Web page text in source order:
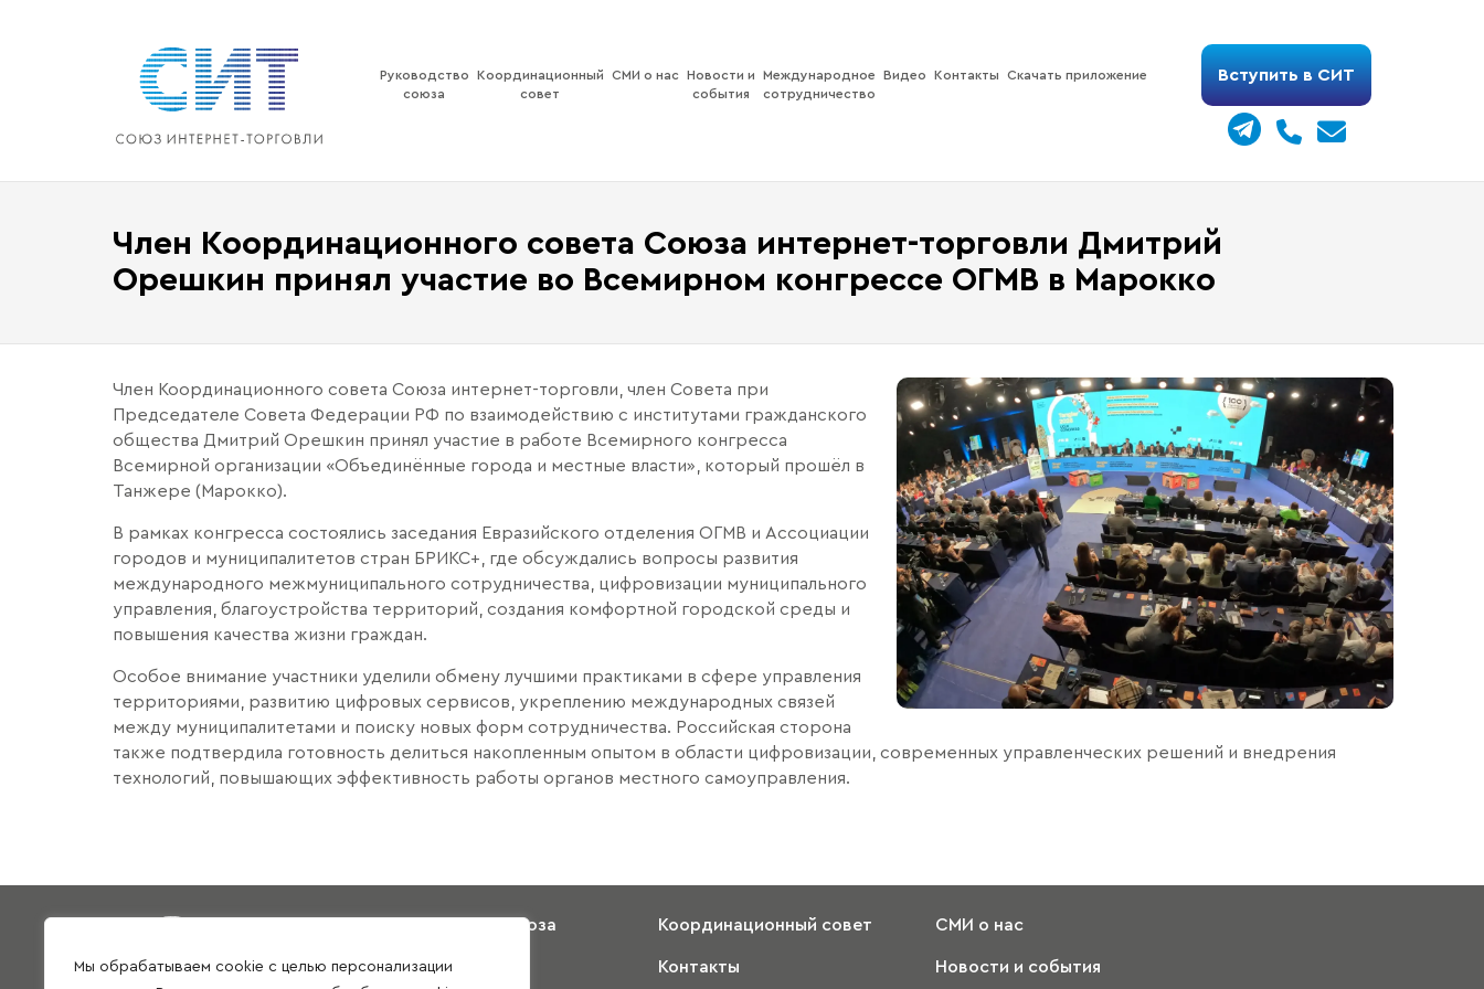
Мы обрабатываем cookie с целью персонализации
Руководство
союза
Координационный
совет
СМИ о нас
Новости и
события
Международное
сотрудничество
Видео Контакты Скачать приложение Вступить в СИТ
Член Координационного совета Союза интернет-торговли Дмитрий
Орешкин принял участие во Всемирном конгрессе ОГМВ в Марокко
Член Координационного совета Союза интернет-торговли, член Совета при
Председателе Совета Федерации РФ по взаимодействию с институтами гражданского
общества Дмитрий Орешкин принял участие в работе Всемирного конгресса
Всемирной организации «Объединённые города и местные власти», который прошёл в
Танжере (Марокко).
В рамках конгресса состоялись заседания Евразийского отделения ОГМВ и Ассоциации
городов и муниципалитетов стран БРИКС+, где обсуждались вопросы развития
международного межмуниципального сотрудничества, цифровизации муниципального
управления, благоустройства территорий, создания комфортной городской среды и
повышения качества жизни граждан.
Особое внимание участники уделили обмену лучшими практиками в сфере управления
территориями, развитию цифровых сервисов, укреплению международных связей
между муниципалитетами и поиску новых форм сотрудничества. Российская сторона
также подтвердила готовность делиться накопленным опытом в области цифровизации, современных управленческих решений и внедрения
технологий, повышающих эффективность работы органов местного самоуправления.
Руководство Союза Координационный совет СМИ о нас
Видео Контакты Новости и события